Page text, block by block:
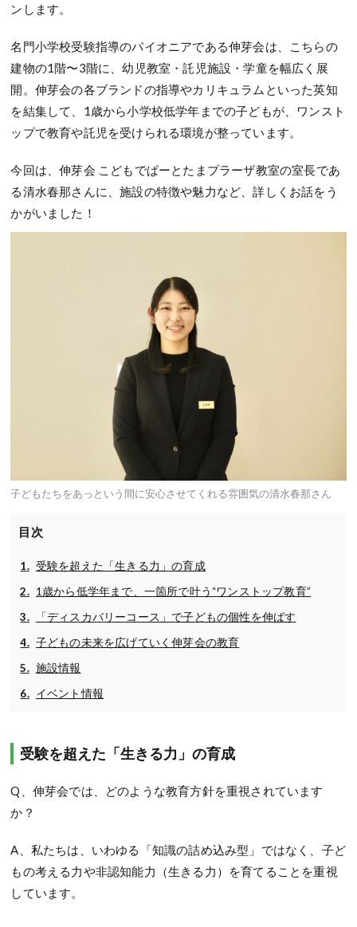
ンします。
名門小学校受験指導のパイオニアである伸芽会は、こちらの
建物の1階〜3階に、幼児教室・託児施設・学童を幅広く展
開。伸芽会の各ブランドの指導やカリキュラムといった英知
を結集して、1歳から小学校低学年までの子どもが、ワンスト
ップで教育や託児を受けられる環境が整っています。
今回は、伸芽会 こどもでぱーとたまプラーザ教室の室長であ
る清水春那さんに、施設の特徴や魅力など、詳しくお話をう
かがいました！
子どもたちをあっという間に安心させてくれる雰囲気の清水春那さん
目次
受験を超えた「生きる力」の育成
1歳から低学年まで、一箇所で叶う“ワンストップ教育”
「ディスカバリーコース」で子どもの個性を伸ばす
子どもの未来を広げていく伸芽会の教育
施設情報
イベント情報
受験を超えた「生きる力」の育成
Q、伸芽会では、どのような教育方針を重視されています
か？
A、私たちは、いわゆる「知識の詰め込み型」ではなく、子ど
もの考える力や非認知能力（生きる力）を育てることを重視
しています。